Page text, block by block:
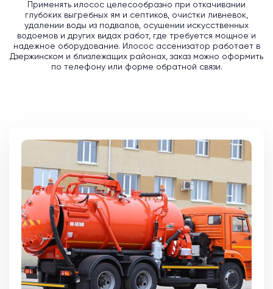
Применять илосос целесообразно при откачивании
глубоких выгребных ям и септиков, очистки ливневок,
удалении воды из подвалов, осушении искусственных
водоемов и других видах работ, где требуется мощное и
надежное оборудование. Илосос ассенизатор работает в
Дзержинском и близлежащих районах, заказ можно оформить
по телефону или форме обратной связи.